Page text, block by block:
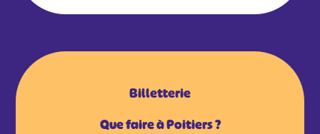
Billetterie
Que faire à Poitiers ?